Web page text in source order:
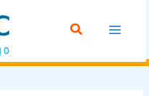
Buscar